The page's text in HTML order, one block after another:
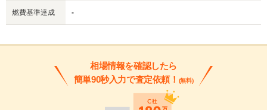
燃費基準達成 -
相場情報を確認したら
簡単90秒入力で査定依頼！ (無料)